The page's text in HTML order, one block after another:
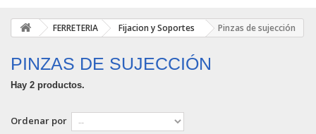
FERRETERIA Fijacion y Soportes Pinzas de sujección
PINZAS DE SUJECCIÓN
Hay 2 productos.
Ordenar por